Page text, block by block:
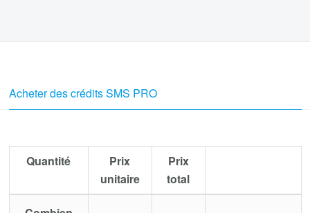
Acheter des crédits SMS PRO
Quantité
Prix
unitaire
Prix
total